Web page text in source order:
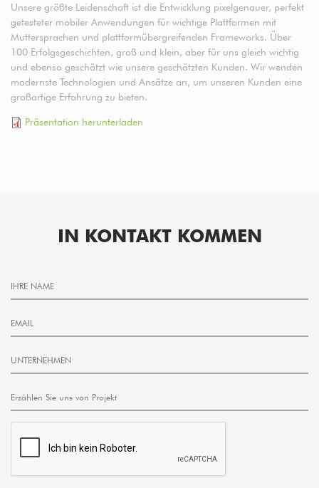
Unsere größte Leidenschaft ist die Entwicklung pixelgenauer, perfekt
getesteter mobiler Anwendungen für wichtige Plattformen mit
Muttersprachen und plattformübergreifenden Frameworks. Über
100 Erfolgsgeschichten, groß und klein, aber für uns gleich wichtig
und ebenso geschätzt wie unsere geschätzten Kunden. Wir wenden
modernste Technologien und Ansätze an, um unseren Kunden eine
großartige Erfahrung zu bieten.
Präsentation herunterladen
IN KONTAKT KOMMEN